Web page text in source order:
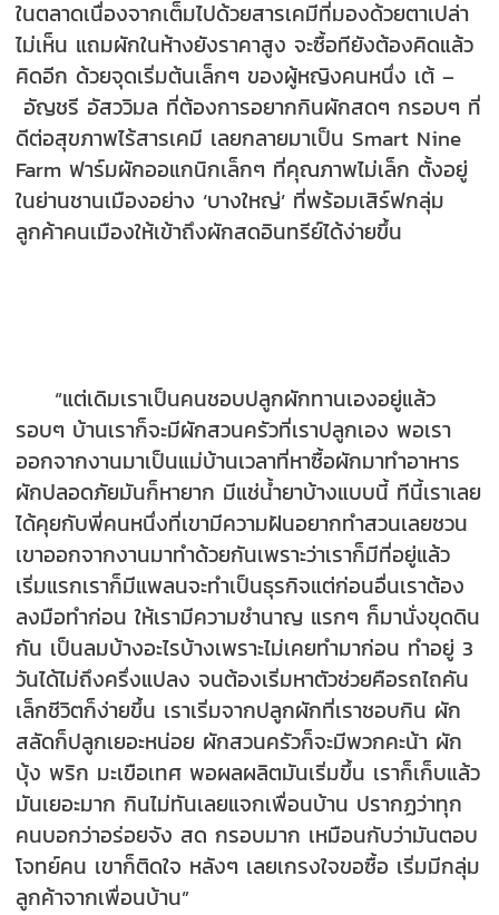
ในตลาดเนื่องจากเต็มไปด้วยสารเคมีที่มองด้วยตาเปล่า
ไม่เห็น แถมผักในห้างยังราคาสูง จะซื้อทียังต้องคิดแล้ว
คิดอีก ด้วยจุดเริ่มต้นเล็กๆ ของผู้หญิงคนหนึ่ง เต้ –
อัญชรี อัสววิมล ที่ต้องการอยากกินผักสดๆ กรอบๆ ที่
ดีต่อสุขภาพไร้สารเคมี เลยกลายมาเป็น Smart Nine
Farm ฟาร์มผักออแกนิกเล็กๆ ที่คุณภาพไม่เล็ก ตั้งอยู่
ในย่านชานเมืองอย่าง ‘บางใหญ่’ ที่พร้อมเสิร์ฟกลุ่ม
ลูกค้าคนเมืองให้เข้าถึงผักสดอินทรีย์ได้ง่ายขึ้น
“แต่เดิมเราเป็นคนชอบปลูกผักทานเองอยู่แล้ว
รอบๆ บ้านเราก็จะมีผักสวนครัวที่เราปลูกเอง พอเรา
ออกจากงานมาเป็นแม่บ้านเวลาที่หาซื้อผักมาทำอาหาร
ผักปลอดภัยมันก็หายาก มีแช่น้ำยาบ้างแบบนี้ ทีนี้เราเลย
ได้คุยกับพี่คนหนึ่งที่เขามีความฝันอยากทำสวนเลยชวน
เขาออกจากงานมาทำด้วยกันเพราะว่าเราก็มีที่อยู่แล้ว
เริ่มแรกเราก็มีแพลนจะทำเป็นธุรกิจแต่ก่อนอื่นเราต้อง
ลงมือทำก่อน ให้เรามีความชำนาญ แรกๆ ก็มานั่งขุดดิน
กัน เป็นลมบ้างอะไรบ้างเพราะไม่เคยทำมาก่อน ทำอยู่ 3
วันได้ไม่ถึงครึ่งแปลง จนต้องเริ่มหาตัวช่วยคือรถไถคัน
เล็กชีวิตก็ง่ายขึ้น เราเริ่มจากปลูกผักที่เราชอบกิน ผัก
สลัดก็ปลูกเยอะหน่อย ผักสวนครัวก็จะมีพวกคะน้า ผัก
บุ้ง พริก มะเขือเทศ พอผลผลิตมันเริ่มขึ้น เราก็เก็บแล้ว
มันเยอะมาก กินไม่ทันเลยแจกเพื่อนบ้าน ปรากฏว่าทุก
คนบอกว่าอร่อยจัง สด กรอบมาก เหมือนกับว่ามันตอบ
โจทย์คน เขาก็ติดใจ หลังๆ เลยเกรงใจขอซื้อ เริ่มมีกลุ่ม
ลูกค้าจากเพื่อนบ้าน”